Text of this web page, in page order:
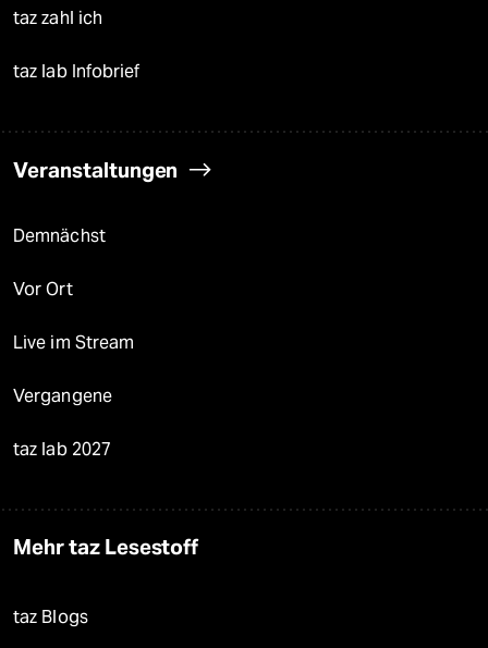
taz zahl ich
taz lab Infobrief
Veranstaltungen
Demnächst
Vor Ort
Live im Stream
Vergangene
taz lab 2027
Mehr taz Lesestoff
taz Blogs